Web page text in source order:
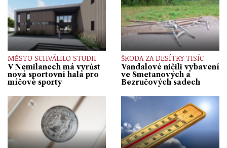
MĚSTO SCHVÁLILO STUDII
V Nemilanech má vyrůst
nová sportovní hala pro
míčové sporty
ŠKODA ZA DESÍTKY TISÍC
Vandalové ničili vybavení
ve Smetanových a
Bezručových sadech